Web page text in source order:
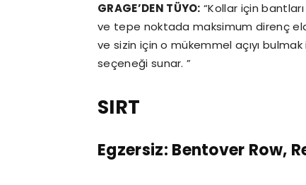
GRAGE’DEN TÜYO: “Kollar için
ve tepe noktada maksimum direnç
ve sizin için o mükemmel açıyı
seçeneği sunar. ”
SIRT
Egzersiz: Bentover Row,